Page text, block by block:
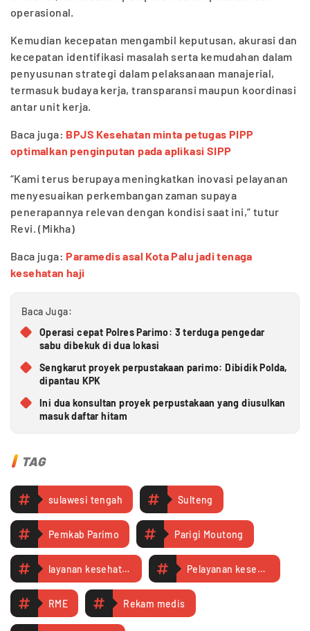
operasional.
Kemudian kecepatan mengambil keputusan, akurasi dan
kecepatan identifikasi masalah serta kemudahan dalam
penyusunan strategi dalam pelaksanaan manajerial,
termasuk budaya kerja, transparansi maupun koordinasi
antar unit kerja.
Baca juga: BPJS Kesehatan minta petugas PIPP
optimalkan penginputan pada aplikasi SIPP
“Kami terus berupaya meningkatkan inovasi pelayanan
menyesuaikan perkembangan zaman supaya
penerapannya relevan dengan kondisi saat ini,” tutur
Revi. (Mikha)
Baca juga: Paramedis asal Kota Palu jadi tenaga
kesehatan haji
Baca Juga:
Operasi cepat Polres Parimo: 3 terduga pengedar
sabu dibekuk di dua lokasi
Sengkarut proyek perpustakaan parimo: Dibidik Polda,
dipantau KPK
Ini dua konsultan proyek perpustakaan yang diusulkan
masuk daftar hitam
TAG
sulawesi tengah Sulteng
Pemkab Parimo Parigi Moutong
layanan kesehatan Pelayanan kesehatan
RME Rekam medis